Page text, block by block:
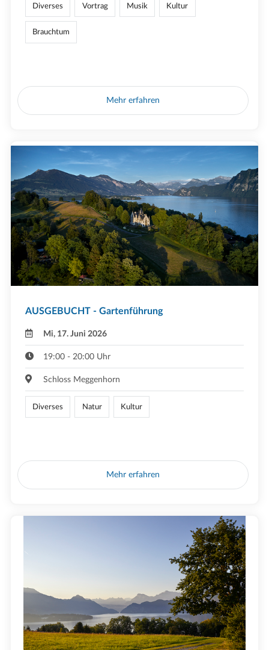
Diverses Vortrag Musik Kultur
Brauchtum
Mehr erfahren
AUSGEBUCHT - Gartenführung
Mi, 17. Juni 2026
19:00 - 20:00 Uhr
Schloss Meggenhorn
Diverses Natur Kultur
Mehr erfahren